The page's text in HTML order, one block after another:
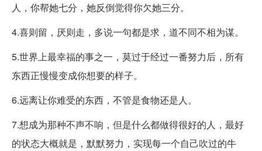
人，你帮她七分，她反倒觉得你欠她三分。
4.喜则留，厌则走，多说一句都是求，道不同不相为谋。
5.世界上最幸福的事之一，莫过于经过一番努力后，所有
东西正慢慢变成你想要的样子。
6.远离让你难受的东西，不管是食物还是人。
7.想成为那种不声不响，但是什么都做得很好的人，最好
的状态大概就是，默默努力，实现每一个自己吹过的牛